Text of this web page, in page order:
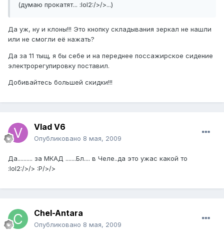
(думаю прокатят... :lol2:/>/>...)
Да уж, ну и клоны!!! Это кнопку складывания зеркал не нашли
или не смогли её нажать?
Да за 11 тыщ, я бы себе и на переднее поссажирское сидение
электрорегулировку поставил.
Добивайтесь большей скидки!!!
Vlad V6
Опубликовано 8 мая, 2009
Да.......... за МКАД .......Бл.... в Челе..да это ужас какой то
:lol2:/>/> :P/>/>
Chel-Antara
Опубликовано 8 мая, 2009